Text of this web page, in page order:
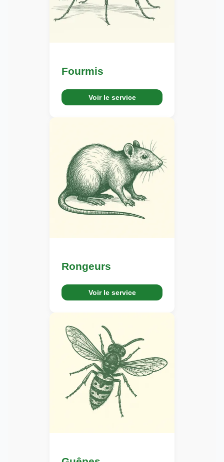
Fourmis
Voir le service
Rongeurs
Voir le service